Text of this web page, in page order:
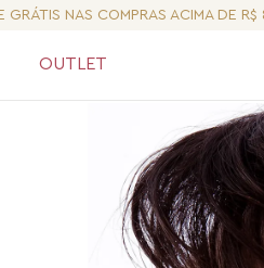
GRÁTIS NAS COMPRAS ACIMA DE
OUTLET